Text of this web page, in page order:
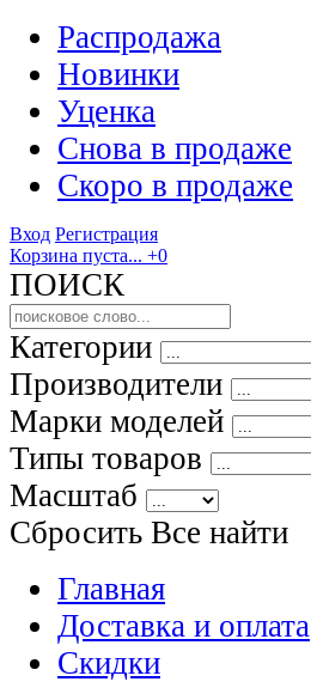
Распродажа
Новинки
Уценка
Снова в продаже
Скоро в продаже
Вход Регистрация
Корзина пуста... +0
ПОИСК
Категории
Производители
Марки моделей
Типы товаров
Масштаб
Сбросить Все найти
Главная
Доставка и оплата
Скидки